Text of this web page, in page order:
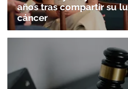
años tras compartir su
cáncer